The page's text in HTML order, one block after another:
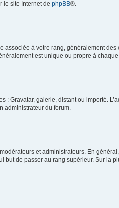
le site Internet de phpBB®.
associée à votre rang, généralement
est unique ou propre à
: Gravatar, galerie, distant ou importé.
administrateur du forum.
et administrateurs. En
but de passer au rang supérieur. Sur la